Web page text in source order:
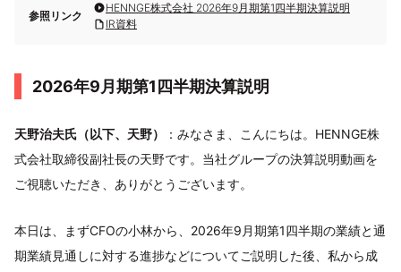
参照リンク
HENNGE株式会社 2026年9月期第1四半期決算説明
IR資料
2026年9月期第1四半期決算説明
天野治夫氏（以下、天野）
：みなさま、こんにちは。HENNGE株
式会社取締役副社長の天野です。当社グループの決算説明動画を
ご視聴いただき、ありがとうございます。
本日は、まずCFOの小林から、2026年9月期第1四半期の業績と通
期業績見通しに対する進捗などについてご説明した後、私から成